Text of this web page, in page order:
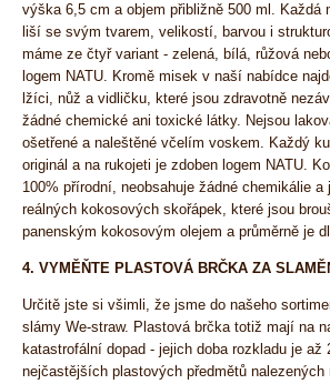
výška 6,5 cm a objem přibližně 500 ml. Každá
liší se svým tvarem, velikostí, barvou i
máme ze čtyř variant - zelená, bílá, růžová
logem NATU. Kromě misek v naší nabídce
lžíci, nůž a vidličku, které jsou zdravotně
žádné chemické ani toxické látky. Nejsou
ošetřené a naleštěné včelím voskem. Každý
originál a na rukojeti je zdoben logem NATU.
100% přírodní, neobsahuje žádné chemikálie a
reálných kokosových skořápek, které jsou
panenským kokosovým olejem a průměrně je
4. VYMĚŇTE PLASTOVÁ BRČKA ZA
Určitě jste si všimli, že jsme do našeho
slámy We-straw. Plastová brčka totiž mají na
katastrofální dopad - jejich doba rozkladu je až
nejčastějších plastových předmětů nalezených